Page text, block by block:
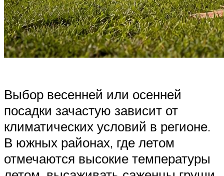
Выбор весенней или осенней
посадки зачастую зависит от
климатических условий в регионе.
В южных районах, где летом
отмечаются высокие температуры